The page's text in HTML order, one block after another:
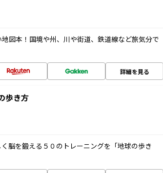
図本！国境や州、川や街道、鉄道線など旅気分で
詳細を見る
歩き方
脳を鍛える５０のトレーニングを「地球の歩き